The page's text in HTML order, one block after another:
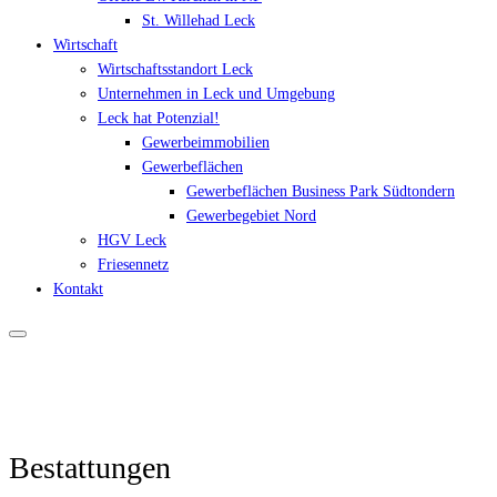
St. Willehad Leck
Wirtschaft
Wirtschaftsstandort Leck
Unternehmen in Leck und Umgebung
Leck hat Potenzial!
Gewerbeimmobilien
Gewerbeflächen
Gewerbeflächen Business Park Südtondern
Gewerbegebiet Nord
HGV Leck
Friesennetz
Kontakt
Bestattungen